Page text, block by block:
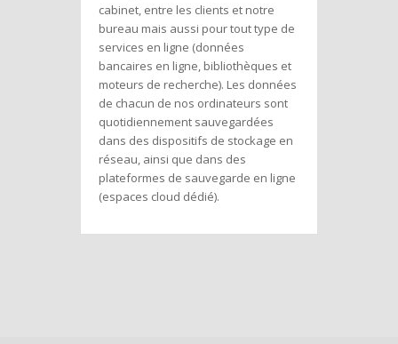
cabinet, entre les clients et notre
bureau mais aussi pour tout type de
services en ligne (données
bancaires en ligne, bibliothèques et
moteurs de recherche). Les données
de chacun de nos ordinateurs sont
quotidiennement sauvegardées
dans des dispositifs de stockage en
réseau, ainsi que dans des
plateformes de sauvegarde en ligne
(espaces cloud dédié).